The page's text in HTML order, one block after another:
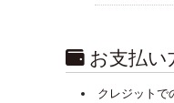
お支払い
クレジットで